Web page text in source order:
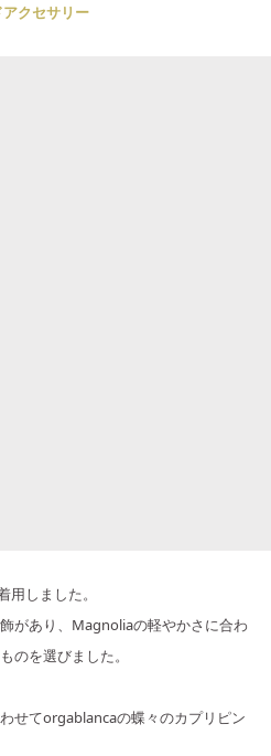
クセサリー
しました。
があり、Magnoliaの軽やかさに合わ
のを選びました。
せてorgablancaの蝶々のカプリピン